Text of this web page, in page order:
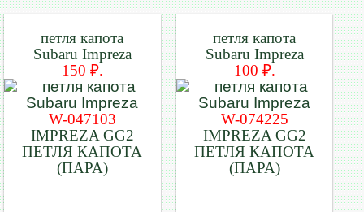
петля капота
Subaru Impreza
150 ₽.
W-047103
IMPREZA GG2
ПЕТЛЯ КАПОТА
(ПАРА)
петля капота
Subaru Impreza
100 ₽.
W-074225
IMPREZA GG2
ПЕТЛЯ КАПОТА
(ПАРА)